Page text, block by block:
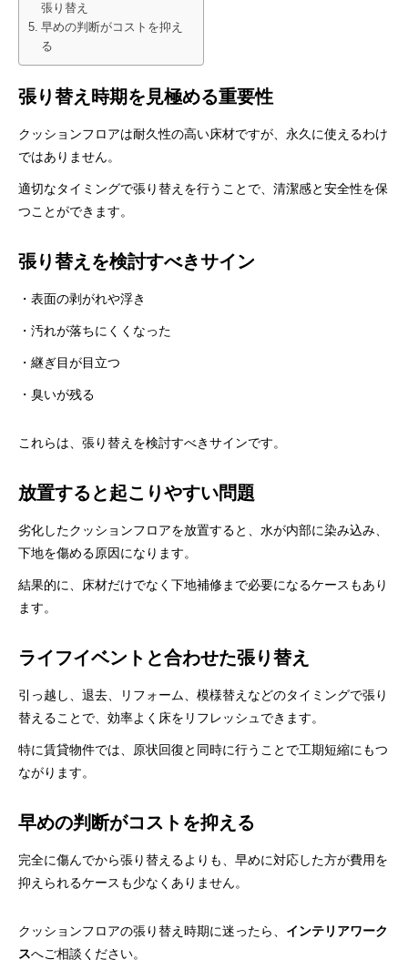
張り替え
早めの判断がコストを抑え
る
張り替え時期を見極める重要性
クッションフロアは耐久性の高い床材ですが、永久に使えるわけ
ではありません。
適切なタイミングで張り替えを行うことで、清潔感と安全性を保
つことができます。
張り替えを検討すべきサイン
・表面の剥がれや浮き
・汚れが落ちにくくなった
・継ぎ目が目立つ
・臭いが残る
これらは、張り替えを検討すべきサインです。
放置すると起こりやすい問題
劣化したクッションフロアを放置すると、水が内部に染み込み、
下地を傷める原因になります。
結果的に、床材だけでなく下地補修まで必要になるケースもあり
ます。
ライフイベントと合わせた張り替え
引っ越し、退去、リフォーム、模様替えなどのタイミングで張り
替えることで、効率よく床をリフレッシュできます。
特に賃貸物件では、原状回復と同時に行うことで工期短縮にもつ
ながります。
早めの判断がコストを抑える
完全に傷んでから張り替えるよりも、早めに対応した方が費用を
抑えられるケースも少なくありません。
クッションフロアの張り替え時期に迷ったら、 インテリアワーク
スへご相談ください。